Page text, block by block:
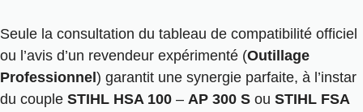
Seule la consultation du tableau de compatibilité officiel
ou l’avis d’un revendeur expérimenté (Outillage
Professionnel ) garantit une synergie parfaite, à l’instar
du couple STIHL HSA 100 – AP 300 S ou STIHL FSA